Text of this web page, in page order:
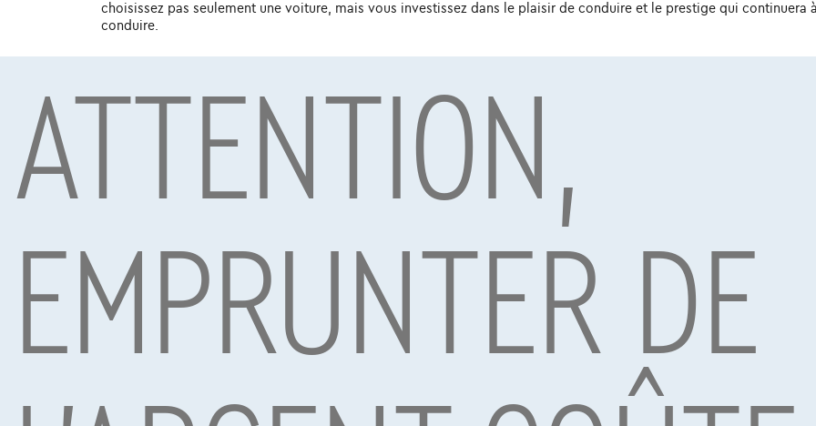
choisissez pas seulement une voiture, mais vous investissez dans le plaisir de conduire et le prestige qui continuera
conduire.
Sous réserve d’acceptation de votre demande de crédit par Alpha Credit s.a., prêteur, Montagne du Parc 8/3, 1000 Bruxelles, TVA
Mobility S.A., agent in bijkomstige hoedanigheid, Boulevard Albert II 4, B12, 1000 Brussel, BTW BE 1003.765.106, BE93 0019 6639
Voitures les plus populaires
NOUVEAU PRIX NOUVEAU PRIX
ATTENTION,
EMPRUNTER DE